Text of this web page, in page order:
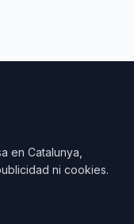
en Catalunya,
ni cookies.